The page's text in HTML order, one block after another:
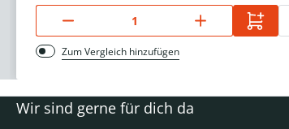
Zum Vergleich hinzufügen
Wir sind gerne für dich da